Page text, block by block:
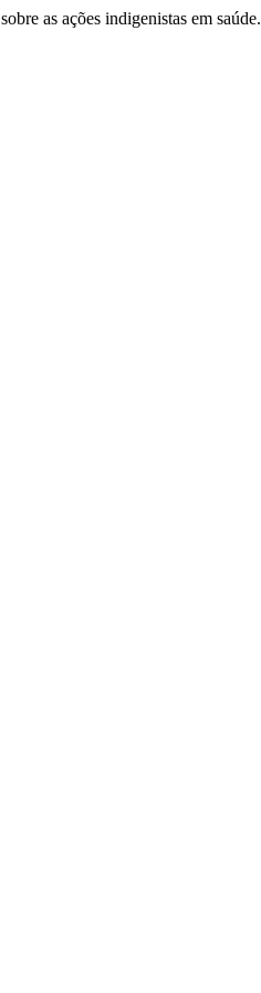
as ações indigenistas em saúde.